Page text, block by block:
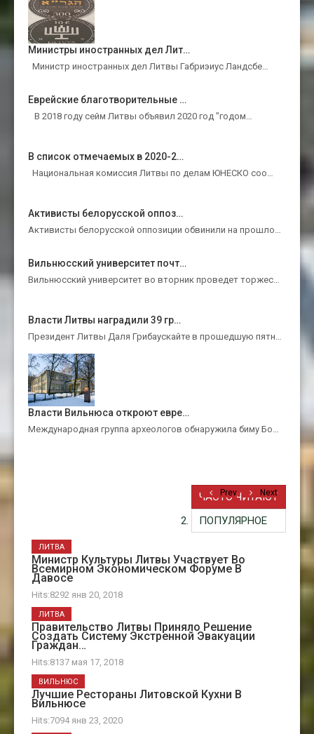
Министры иностранных дел Лит…
Министр иностранных дел Литвы Габриэиус Ландсбе…
Еврейские благотворительные …
В 2018 году сейм Литвы объявил 2020 год "годом…
В список отмечаемых в 2020-2…
Национальная комиссия Литвы по делам ЮНЕСКО соо…
Активисты белорусской оппоз…
Активисты белорусской оппозиции обвинили на прошло…
Вильнюсский университет почт…
Вильнюсский университет во вторник проведет торжес…
Власти Литвы наградили 39 гр…
Президент Литвы Даля Грибаускайте в прошедшую пятн…
Власти Вильнюса откроют евре…
Международная группа археологов обнаружила биму Бо…
ЧАСТО ЧИТАЮТ
ПОПУЛЯРНОЕ
Prev Next
Министр Культуры Литвы Участвует Во
Всемирном Экономическом Форуме В
Давосе
Hits:8292 янв 20, 2018
ЛИТВА
Правительство Литвы Приняло Решение
Создать Систему Экстренной Эвакуации
Граждан…
Hits:8137 мая 17, 2018
ЛИТВА
Лучшие Рестораны Литовской Кухни В
Вильнюсе
Hits:7094 янв 23, 2020
ВИЛЬНЮС
Prev Next